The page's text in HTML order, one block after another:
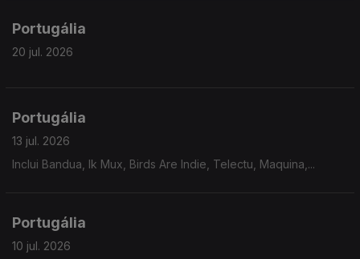
Portugália
20 jul. 2026
Portugália
13 jul. 2026
Inclui Bandua, Ik Mux, Birds Are Indie, Telectu, Maquina,...
Portugália
10 jul. 2026